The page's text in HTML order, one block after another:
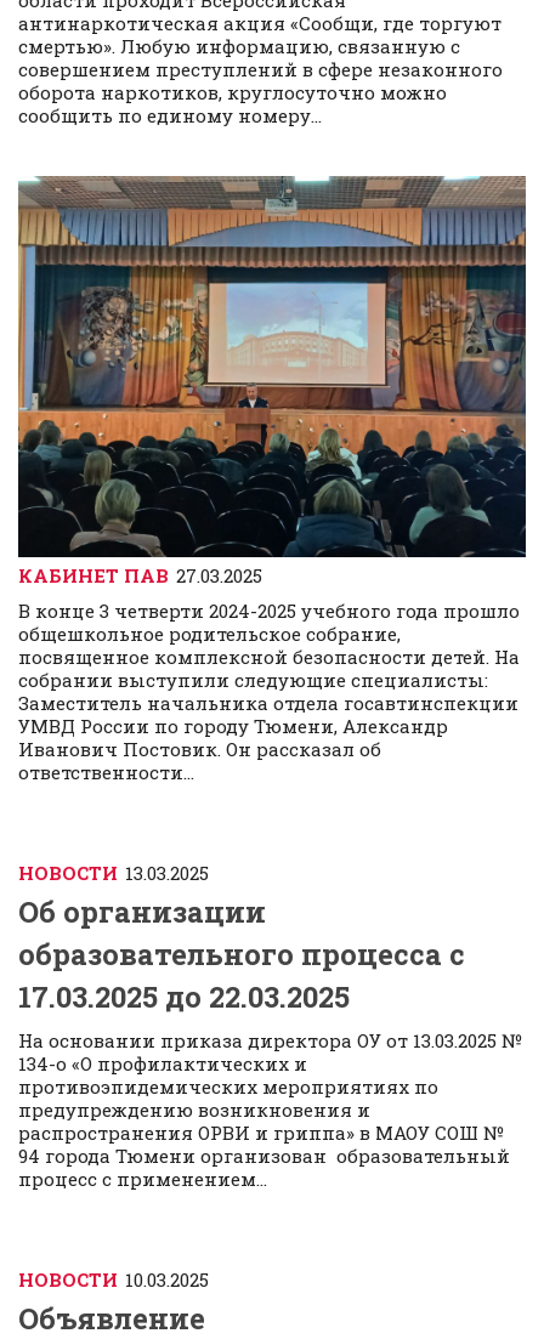
антинаркотическая акция «Сообщи, где торгуют
смертью». Любую информацию, связанную с
совершением преступлений в сфере незаконного
оборота наркотиков, круглосуточно можно
сообщить по единому номеру...
КАБИНЕТ ПАВ 27.03.2025
В конце 3 четверти 2024-2025 учебного года прошло
общешкольное родительское собрание,
посвященное комплексной безопасности детей. На
собрании выступили следующие специалисты:
Заместитель начальника отдела госавтинспекции
УМВД России по городу Тюмени, Александр
Иванович Постовик. Он рассказал об
ответственности...
НОВОСТИ 13.03.2025
Об организации
образовательного процесса с
17.03.2025 до 22.03.2025
На основании приказа директора ОУ от 13.03.2025 №
134-о «О профилактических и
противоэпидемических мероприятиях по
предупреждению возникновения и
распространения ОРВИ и гриппа» в МАОУ СОШ №
94 города Тюмени организован образовательный
процесс с применением...
НОВОСТИ 10.03.2025
Объявление